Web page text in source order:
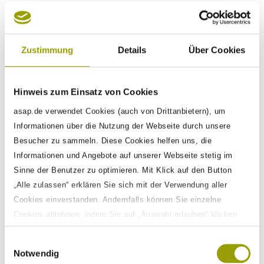
Zustimmung Details Über Cookies
Hinweis zum Einsatz von Cookies
asap.de verwendet Cookies (auch von Drittanbietern), um
Informationen über die Nutzung der Webseite durch unsere
Besucher zu sammeln. Diese Cookies helfen uns, die
Informationen und Angebote auf unserer Webseite stetig im
Sinne der Benutzer zu optimieren. Mit Klick auf den Button
„Alle zulassen“ erklären Sie sich mit der Verwendung aller
Cookies einverstanden. Andernfalls können Sie einzelne
Cookies ablehnen, indem Sie auf „Auswahl erlauben“ klicken
sowie diese Einstellungen jederzeit aufrufen und Cookies auch
nachträglich jederzeit abwählen. Weitere Informationen zu den
Datenverarbeitungen finden Sie auf unserer
Notwendig
ASAPCulture